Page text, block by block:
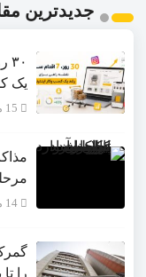
جدیدترین
یک
15 مرداد 1405
14 مرداد 1405
را